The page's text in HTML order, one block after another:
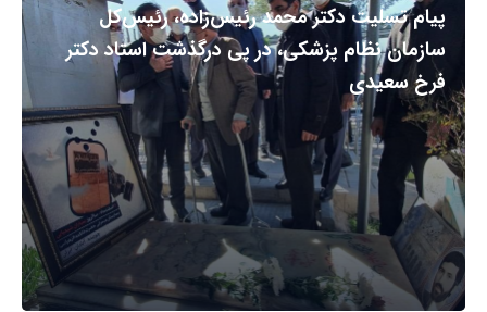
پیام تسلیت دکتر محمد رئیس‌زاده، رئیس‌کل
سازمان نظام پزشکی، در پی درگذشت استاد دکتر
فرخ سعیدی